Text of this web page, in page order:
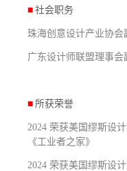
■社会职务
珠海创意设计产业协会
广东设计师联盟理事会
■ 所获荣誉
2024 荣获美国缪斯设
《工业者之家》
2024 荣获美国缪斯设